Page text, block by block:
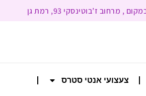
צעצועי אנטי סטרס